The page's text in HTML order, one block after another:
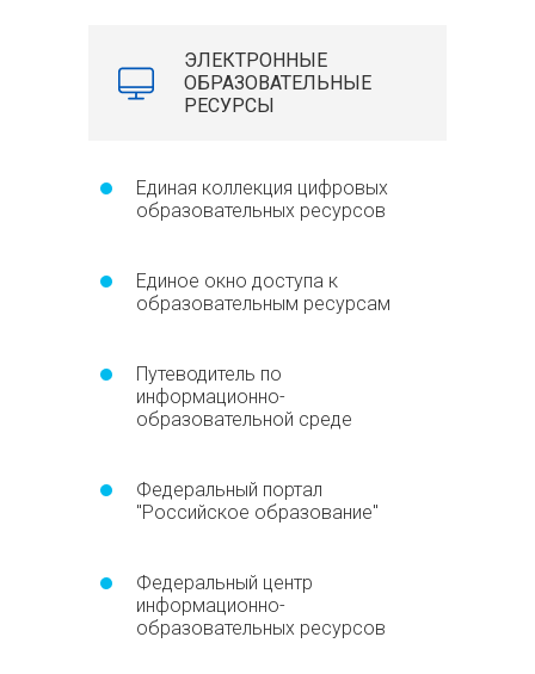
ЭЛЕКТРОННЫЕ
ОБРАЗОВАТЕЛЬНЫЕ
РЕСУРСЫ
Единая коллекция цифровых
образовательных ресурсов
Единое окно доступа к
образовательным ресурсам
Путеводитель по
информационно-
образовательной среде
Федеральный портал
"Российское образование"
Федеральный центр
информационно-
образовательных ресурсов